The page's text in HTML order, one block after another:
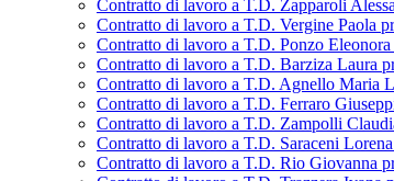
Contratto di lavoro a T.D. Zapparoli
Contratto di lavoro a T.D. Vergine Paola
Contratto di lavoro a T.D. Ponzo
Contratto di lavoro a T.D. Barziza Laura
Contratto di lavoro a T.D. Agnello Maria
Contratto di lavoro a T.D. Ferraro
Contratto di lavoro a T.D. Zampolli
Contratto di lavoro a T.D. Saraceni
Contratto di lavoro a T.D. Rio Giovanna